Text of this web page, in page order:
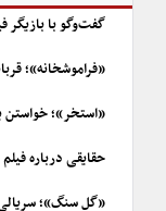
گفت‌وگو با بازیگر
«فراموشخانه»؛
«استخر»؛ خواستن
حقایقی درباره
«گل سنگ»؛